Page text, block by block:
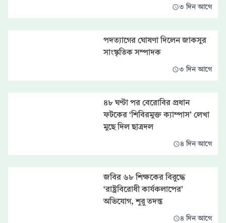
৩ দিন আগে
পদত্যাগের ঘোষণা দিলেন জাকসুর
সাংস্কৃতিক সম্পাদক
৩ দিন আগে
৪৮ ঘণ্টা পর বেরোবির প্রধান
ফটকের ‘শিবিরমুক্ত ক্যাম্পাস’ লেখা
মুছে দিল ছাত্রদল
৪ দিন আগে
জবির ৬৮ শিক্ষকের বিরুদ্ধে
‘রাষ্ট্রবিরোধী কার্যকলাপের’
অভিযোগ, শুরু তদন্ত
৪ দিন আগে